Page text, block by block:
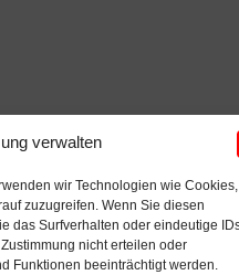
verwalten
wir Technologien wie Cookies,
zuzugreifen. Wenn Sie diesen
das Surfverhalten oder eindeutige
nicht erteilen oder
Funktionen beeinträchtigt werden.